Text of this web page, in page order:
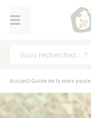
Accueil Guide de la mère poule